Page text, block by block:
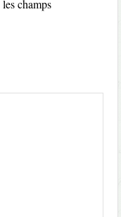
les champs